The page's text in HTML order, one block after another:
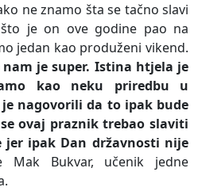
ne znamo šta se tačno slavi
je on ove godine pao na
jedan kao produženi vikend.
je super. Istina htjela je
kao neku priredbu u
nagovorili da to ipak bude
ovaj praznik trebao slaviti
ipak Dan državnosti nije
Mak Bukvar, učenik jedne